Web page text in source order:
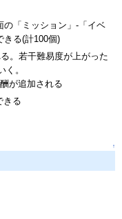
の「ミッション」-「イベ
きる(計100個)
。若干難易度が上がった
。
が追加される
きる
↑